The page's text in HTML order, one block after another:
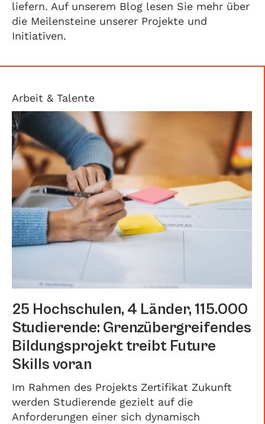
liefern. Auf unserem Blog lesen Sie mehr über
die Meilensteine unserer Projekte und
Initiativen.
Arbeit & Talente
25 Hochschulen, 4 Länder, 115.000
Studierende: Grenzübergreifendes
Bildungsprojekt treibt Future
Skills voran
Im Rahmen des Projekts Zertifikat Zukunft
werden Studierende gezielt auf die
Anforderungen einer sich dynamisch